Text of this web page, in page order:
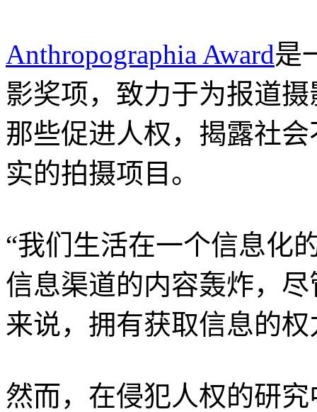
Anthropographia Award是
影奖项，致力于为报道
那些促进人权，揭露社
实的拍摄项目。
“我们生活在一个信息化
信息渠道的内容轰炸，
来说，拥有获取信息的
然而，在侵犯人权的研